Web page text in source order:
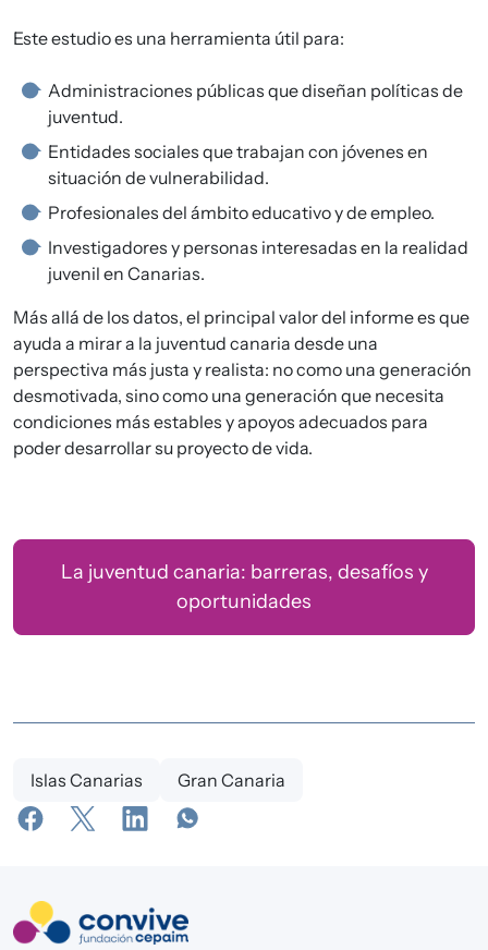
Este estudio es una herramienta útil para:
Administraciones públicas que diseñan políticas de
juventud.
Entidades sociales que trabajan con jóvenes en
situación de vulnerabilidad.
Profesionales del ámbito educativo y de empleo.
Investigadores y personas interesadas en la realidad
juvenil en Canarias.
Más allá de los datos, el principal valor del informe es que
ayuda a mirar a la juventud canaria desde una
perspectiva más justa y realista: no como una generación
desmotivada, sino como una generación que necesita
condiciones más estables y apoyos adecuados para
poder desarrollar su proyecto de vida.
La juventud canaria: barreras, desafíos y
oportunidades
Islas Canarias Gran Canaria